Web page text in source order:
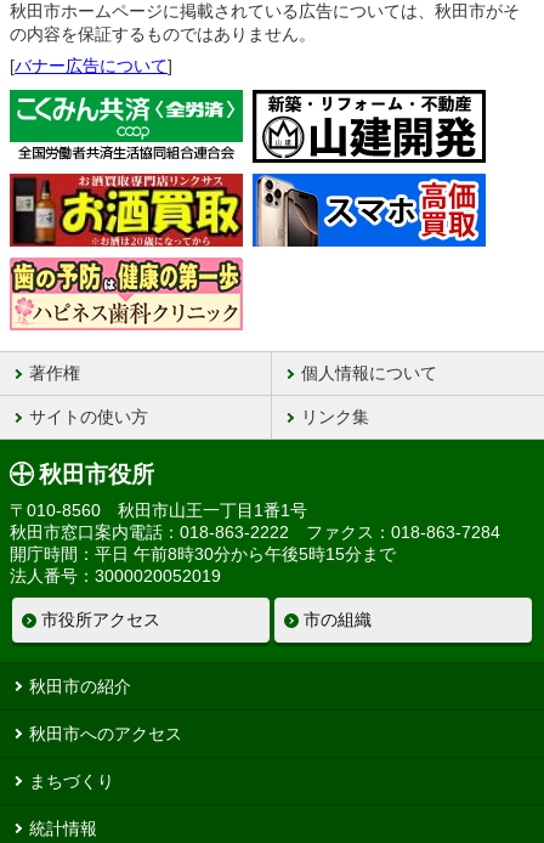
秋田市ホームページに掲載されている広告については、秋田市がそ
の内容を保証するものではありません。
[バナー広告について]
著作権 個人情報について
サイトの使い方 リンク集
秋田市役所
〒010-8560 秋田市山王一丁目1番1号
秋田市窓口案内電話：018-863-2222 ファクス：018-863-7284
開庁時間：平日 午前8時30分から午後5時15分まで
法人番号：3000020052019
市役所アクセス 市の組織
秋田市の紹介
秋田市へのアクセス
まちづくり
統計情報